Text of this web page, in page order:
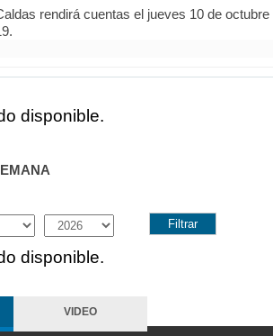
rendirá cuentas el jueves 10 de octubre
disponible.
Year
disponible.
VIDEO